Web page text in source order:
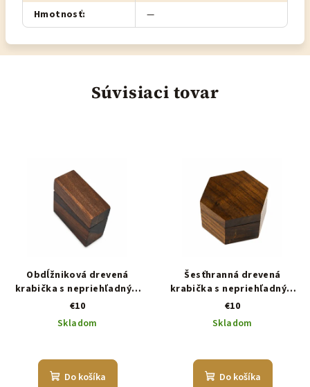
Hmotnosť: —
Súvisiaci tovar
Obdĺžniková drevená
krabička s nepriehľadným
vekom
€10
Skladom
Do košíka
Šesťhranná drevená
krabička s nepriehľadným
vekom
€10
Skladom
Do košíka